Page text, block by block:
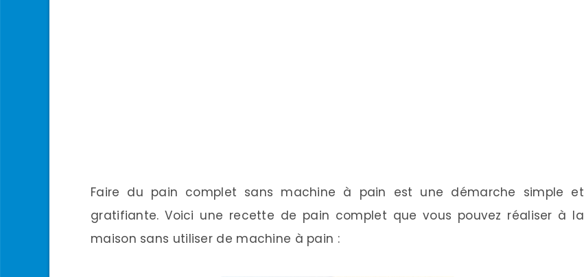
Faire du pain complet sans machine à pain est une démarche simple et
gratifiante. Voici une recette de pain complet que vous pouvez réaliser à la
maison sans utiliser de machine à pain :